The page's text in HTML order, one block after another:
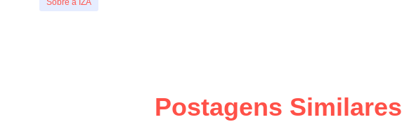
Postagens Similares